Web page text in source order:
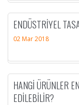
ENDÜSTRIYEL
02 Mar 2018
HANGI ÜRÜNLER
EDILEBILIR?